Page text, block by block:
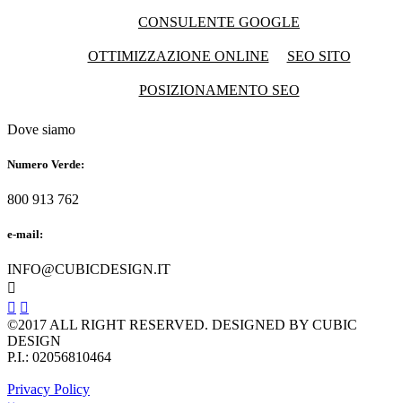
CONSULENTE GOOGLE
OTTIMIZZAZIONE ONLINE SEO SITO
POSIZIONAMENTO SEO
Dove siamo
Numero Verde:
800 913 762
e-mail:
INFO@CUBICDESIGN.IT

 
©2017 ALL RIGHT RESERVED. DESIGNED BY CUBIC
DESIGN
P.I.: 02056810464
Privacy Policy